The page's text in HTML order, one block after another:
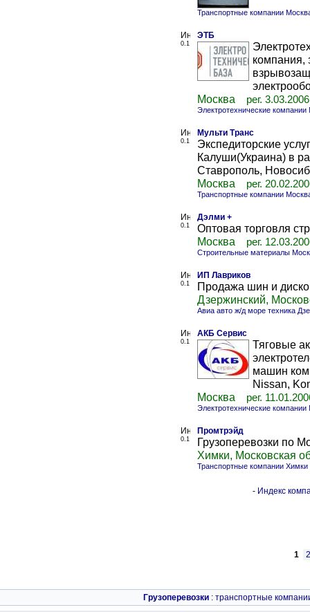
Транспортные компании
0.1
ЭТБ
компания,
Москва
рег. 3.03.2006
Электротехнические компании
0.1
Мульти Транс
Экспедиторские
Калуши(Украина) в
Ставрополь,
Москва
рег.
Транспортные компании
0.1
Дэлми +
Оптовая торговля
Москва
рег.
Строительные материалы
0.1
ИП Лавриков
Продажа шин и
Дзержинский,
Авиа авто ж/д море техника
0.1
АКБ Сервис
Тяговые
машин
Nissan,
Москва
рег.
Электротехнические компании
0.1
Промтрэйд
Грузоперевозки по
Химки, Московская
Транспортные компании Химки
- Индекс
1
Грузоперевозки : транспортные